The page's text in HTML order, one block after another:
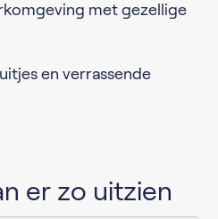
met gezellige
en verrassende
er zo uitzien